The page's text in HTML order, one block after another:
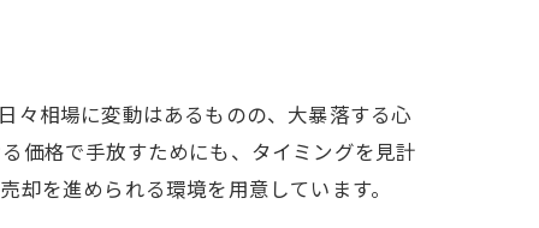
々相場に変動はあるものの、大暴落する心
価格で手放すためにも、タイミングを見計
を進められる環境を用意しています。